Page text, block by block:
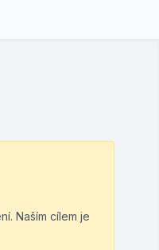
Naším cílem je